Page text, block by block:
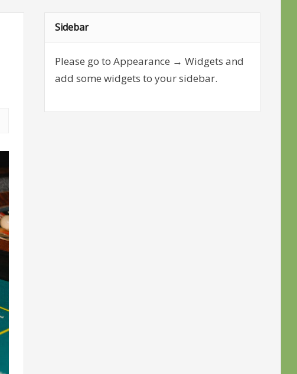
Sidebar
Please go to Appearance → Widgets and
add some widgets to your sidebar.